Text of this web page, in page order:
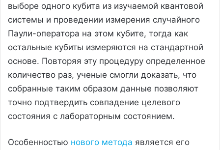
выборе одного кубита из изучаемой квантовой
системы и проведении измерения случайного
Паули-оператора на этом кубите, тогда как
остальные кубиты измеряются на стандартной
основе. Повторяя эту процедуру определенное
количество раз, ученые смогли доказать, что
собранные таким образом данные позволяют
точно подтвердить совпадение целевого
состояния с лабораторным состоянием.
Особенностью нового метода является его